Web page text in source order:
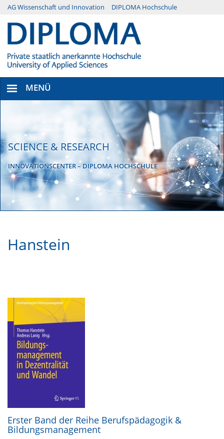
Direkt
Inhalt
Secondary
AG Wissenschaft und Innovation DIPLOMA Hochschule
MENÜ
SCIENCE & RESEARCH
INNOVATIONSCENTER – DIPLOMA HOCHSCHULE
Hanstein
Erster Band der Reihe Berufspädagogik &
Bildungsmanagement